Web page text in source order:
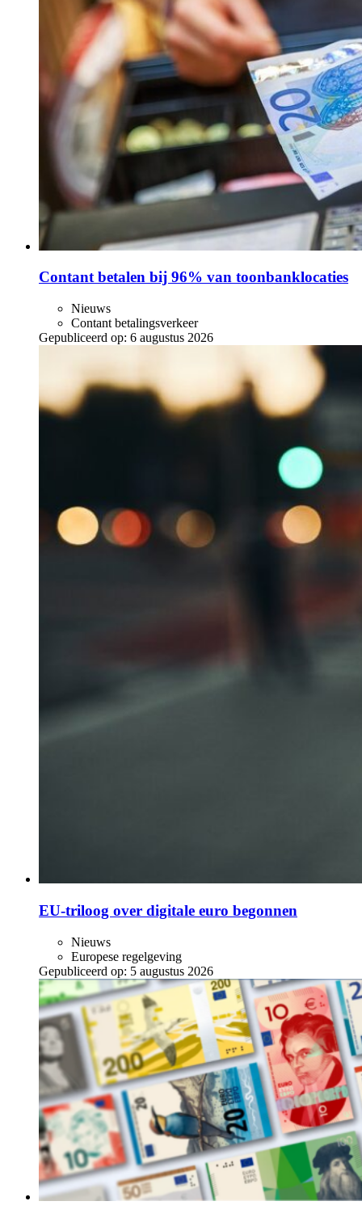
Contant betalen bij 96% van toonbanklocaties
Nieuws
Contant betalingsverkeer
Gepubliceerd op: 6 augustus 2026
EU-triloog over digitale euro begonnen
Nieuws
Europese regelgeving
Gepubliceerd op: 5 augustus 2026